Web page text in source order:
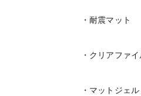
・耐震マット
・クリアファ
・マットジェル